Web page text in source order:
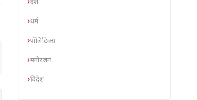
देश
धर्म
पॉलिटिक्स
मनोरंजन
विदेश